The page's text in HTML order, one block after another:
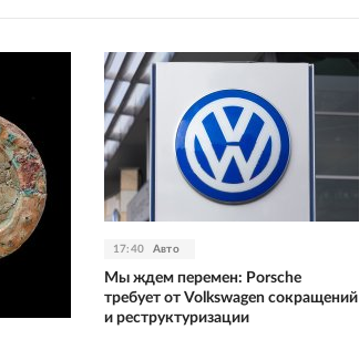
17:40 Авто
Мы ждем перемен: Porsche
требует от Volkswagen сокращений
и реструктуризации